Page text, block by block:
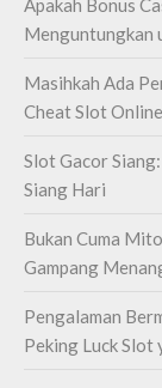
Apakah Bonus
Menguntungkan
Masihkah Ada
Cheat Slot
Slot Gacor
Siang Hari
Bukan Cuma
Gampang
Pengalaman
Peking Luck Slot